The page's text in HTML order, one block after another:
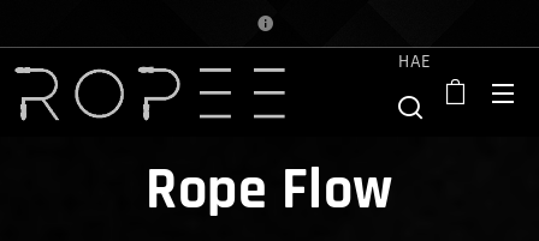
HAE
Rope Flow